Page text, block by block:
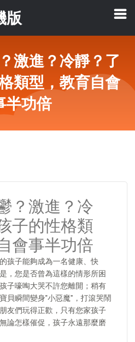
版
激進？冷靜？了
類型，教育自會
半功倍
？激進？冷
子的性格類
會事半功倍
孩子能夠成為一名健康、快
，您是否曾為這樣的情形所困
子嚎啕大哭不許您離開；稍有
貝瞬間變身"小惡魔"，打滾哭鬧
友們玩得正歡，只有您家孩子
論怎樣催促，孩子永遠那麼磨